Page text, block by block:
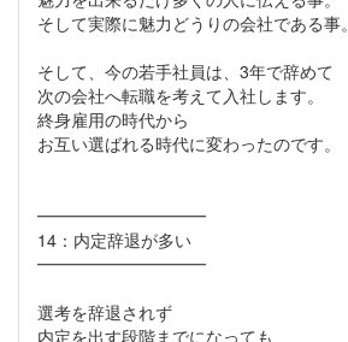
そして実際に魅力どうりの会社である事。
そして、今の若手社員は、3年で辞めて
次の会社へ転職を考えて入社します。
終身雇用の時代から
お互い選ばれる時代に変わったのです。
━━━━━━━━━━
14：内定辞退が多い
━━━━━━━━━━
選考を辞退されず
内定を出す段階までになっても